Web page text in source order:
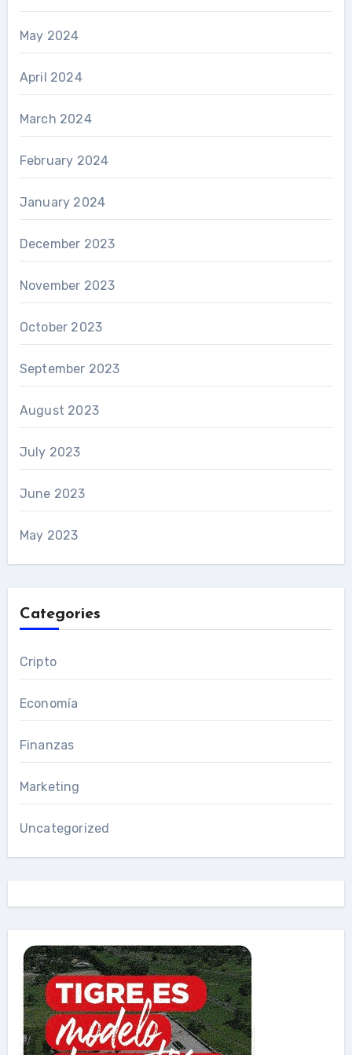
May 2024
April 2024
March 2024
February 2024
January 2024
December 2023
November 2023
October 2023
September 2023
August 2023
July 2023
June 2023
May 2023
Categories
Cripto
Economía
Finanzas
Marketing
Uncategorized